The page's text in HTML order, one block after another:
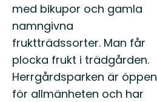
med bikupor och gamla
namngivna
fruktträdssorter. Man får
plocka frukt i trädgården.
Herrgårdsparken är öppen
för allmänheten och har